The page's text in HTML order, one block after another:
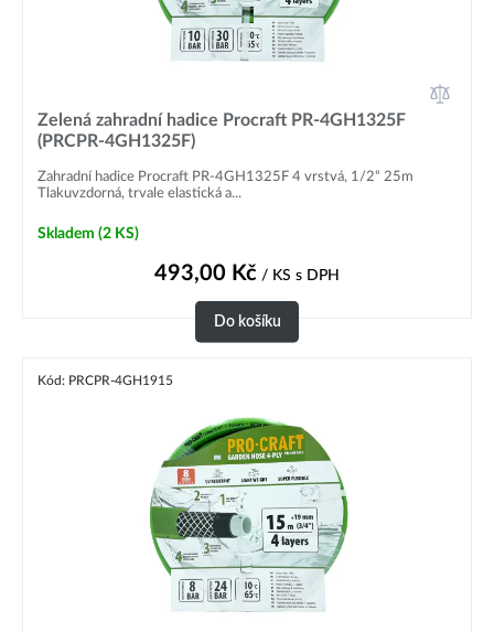
Zelená zahradní hadice Procraft PR-4GH1325F
(PRCPR-4GH1325F)
Zahradní hadice Procraft PR-4GH1325F 4 vrstvá, 1/2“ 25m
Tlakuvzdorná, trvale elastická a...
Skladem (2 KS)
493,00 Kč / KS s DPH
Do košíku
Kód: PRCPR-4GH1915